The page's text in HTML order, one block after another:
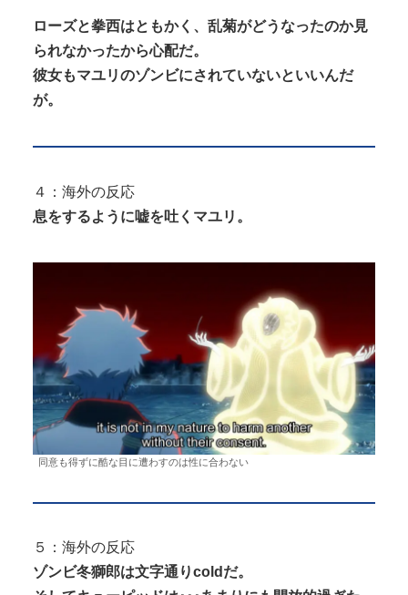
ローズと拳西はともかく、乱菊がどうなったのか見
られなかったから心配だ。
彼女もマユリのゾンビにされていないといいんだ
が。
４：海外の反応
息をするように嘘を吐くマユリ。
同意も得ずに酷な目に遭わすのは性に合わない
５：海外の反応
ゾンビ冬獅郎は文字通りcoldだ。